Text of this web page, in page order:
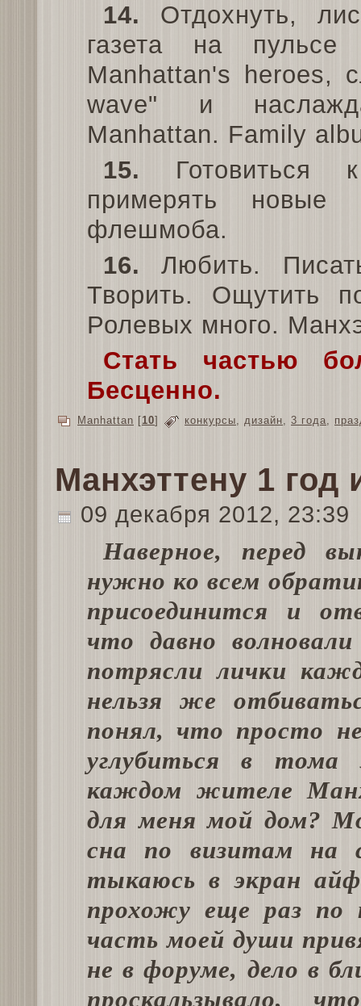
14. Отдохнуть,
газета на
Manhattan's heroes,
wave" и
Мanhattan. Family
15. Готовиться
примерять новые
флешмоба.
16. Любить.
Творить. Ощутить
Ролевых много.
Стать частью
Бесценно.
Manhattan [10] конкурсы, дизайн, 3 года,
Манхэттену 1 год
09 декабря 2012, 23:39
Наверное, перед
нужно ко всем
присоединится и
что давно
потрясли лички
нельзя же
понял, что просто
углубиться в тома
каждом жителе
для меня мой дом?
сна по визитам на
тыкаюсь в экран
прохожу еще раз
часть моей души
не в форуме, дело в
проскальзывало,